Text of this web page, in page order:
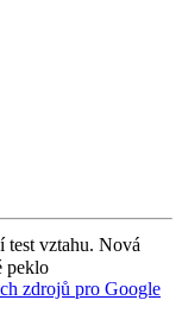
test vztahu. Nová
peklo
zdrojů pro Google